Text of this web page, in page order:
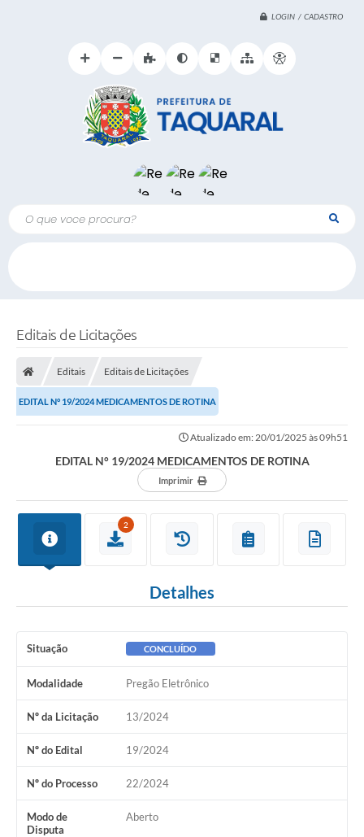
LOGIN / CADASTRO
O que voce procura?
Editais de Licitações
Editais Editais de Licitações
EDITAL N° 19/2024 MEDICAMENTOS DE ROTINA
Atualizado em: 20/01/2025 às 09h51
EDITAL N° 19/2024 MEDICAMENTOS DE ROTINA
Imprimir
2
Detalhes
Situação CONCLUÍDO
Modalidade Pregão Eletrônico
Nº da Licitação 13/2024
Nº do Edital 19/2024
Nº do Processo 22/2024
Modo de
Disputa
Aberto